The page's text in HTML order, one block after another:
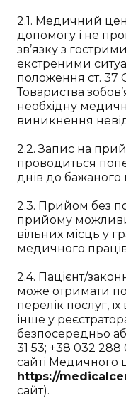
2.1. Медичний
допомогу і не
зв’язку з
екстреними
положення ст. 37
Товариства
необхідну
виникнення
2.2. Запис на
проводиться
днів до бажаного
2.3. Прийом без
прийому
вільних місць у
медичного
2.4. Пацієнт/
може отримати
перелік послуг,
інше у
безпосередньо
31 53; +38 032
сайті Медичного
https://
сайт).